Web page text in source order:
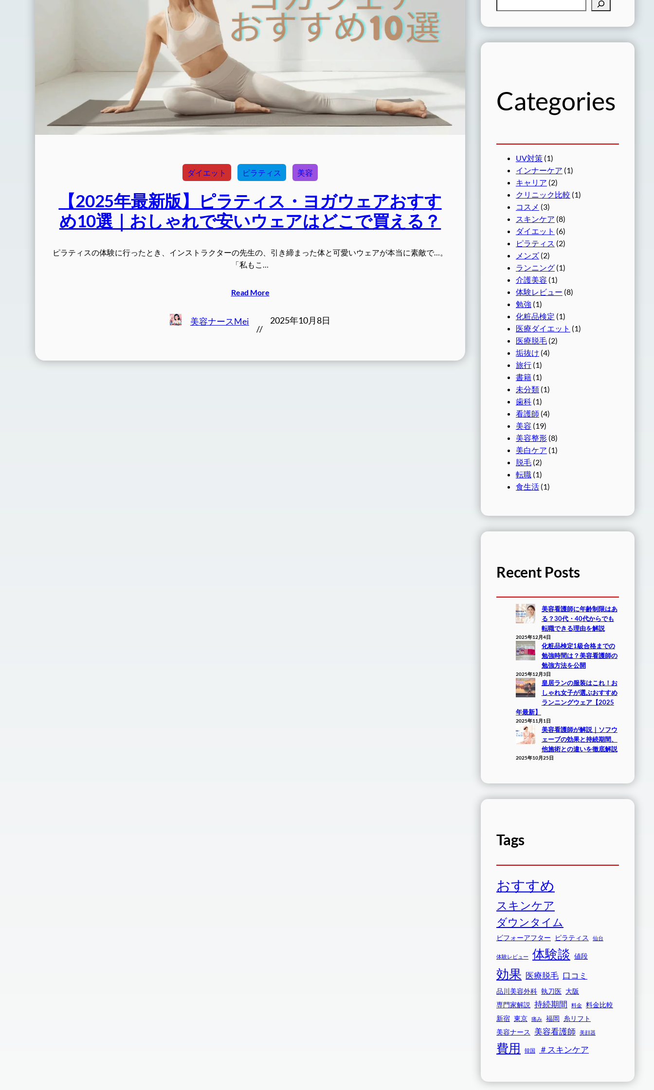
ダイエット ピラティス 美容
【2025年最新版】ピラティス・ヨガウェアおすす
め10選｜おしゃれで安いウェアはどこで買える？
ピラティスの体験に行ったとき、インストラクターの先生の、引き締まった体と可愛いウェアが本当に素敵で…。
「私もこ…
Read More
美容ナースMei
//
2025年10月8日
Categories
UV対策 (1)
インナーケア (1)
キャリア (2)
クリニック比較 (1)
コスメ (3)
スキンケア (8)
ダイエット (6)
ピラティス (2)
メンズ (2)
ランニング (1)
介護美容 (1)
体験レビュー (8)
勉強 (1)
化粧品検定 (1)
医療ダイエット (1)
医療脱毛 (2)
垢抜け (4)
旅行 (1)
書籍 (1)
未分類 (1)
歯科 (1)
看護師 (4)
美容 (19)
美容整形 (8)
美白ケア (1)
脱毛 (2)
転職 (1)
食生活 (1)
Recent Posts
美容看護師に年齢制限はあ
る？30代・40代からでも
転職できる理由を解説
2025年12月4日
化粧品検定1級合格までの
勉強時間は？美容看護師の
勉強方法を公開
2025年12月3日
皇居ランの服装はこれ！お
しゃれ女子が選ぶおすすめ
ランニングウェア【2025
年最新】
2025年11月1日
美容看護師が解説｜ソフウ
ェーブの効果と持続期間、
他施術との違いを徹底解説
2025年10月25日
Tags
おすすめ
スキンケア
ダウンタイム
ビフォーアフター ピラティス 仙台
体験レビュー 体験談 値段
効果 医療脱毛 口コミ
品川美容外科 執刀医 大阪
専門家解説 持続期間 料金
料金比較
新宿 東京 痛み 福岡 糸リフト
美容ナース
美容看護師 美顔器
費用 韓国 ＃スキンケア